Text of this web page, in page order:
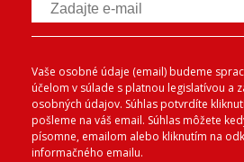
Vaše osobné údaje (email) budeme
účelom v súlade s platnou legislatívou a
osobných údajov. Súhlas potvrdíte
pošleme na váš email. Súhlas môžete
písomne, emailom alebo kliknutím na
informačného emailu.